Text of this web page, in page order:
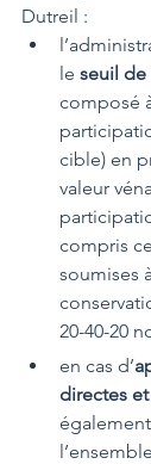
Dutreil :
le seuil de
composé
cible) en
valeur
compris
soumises
20-40-20
en cas d’
directes